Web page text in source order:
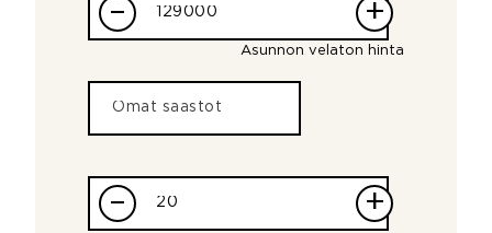
– +
Asunnon velaton hinta
– +